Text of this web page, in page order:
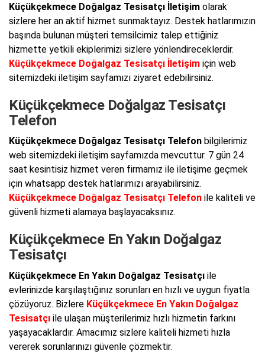
Küçükçekmece Doğalgaz Tesisatçı İletişim olarak
sizlere her an aktif hizmet sunmaktayız. Destek hatlarımızın
başında bulunan müşteri temsilcimiz talep ettiğiniz
hizmette yetkili ekiplerimizi sizlere yönlendireceklerdir.
Küçükçekmece Doğalgaz Tesisatçı İletişim için web
sitemizdeki iletişim sayfamızı ziyaret edebilirsiniz.
Küçükçekmece Doğalgaz Tesisatçı
Telefon
Küçükçekmece Doğalgaz Tesisatçı Telefon bilgilerimiz
web sitemizdeki iletişim sayfamızda mevcuttur. 7 gün 24
saat kesintisiz hizmet veren firmamız ile iletişime geçmek
için whatsapp destek hatlarımızı arayabilirsiniz.
Küçükçekmece Doğalgaz Tesisatçı Telefon ile kaliteli ve
güvenli hizmeti alamaya başlayacaksınız.
Küçükçekmece En Yakın Doğalgaz
Tesisatçı
Küçükçekmece En Yakın Doğalgaz Tesisatçı ile
evlerinizde karşılaştığınız sorunları en hızlı ve uygun fiyatla
çözüyoruz. Bizlere Küçükçekmece En Yakın Doğalgaz
Tesisatçı ile ulaşan müşterilerimiz hızlı hizmetin farkını
yaşayacaklardır. Amacımız sizlere kaliteli hizmeti hızla
vererek sorunlarınızı güvenle çözmektir.